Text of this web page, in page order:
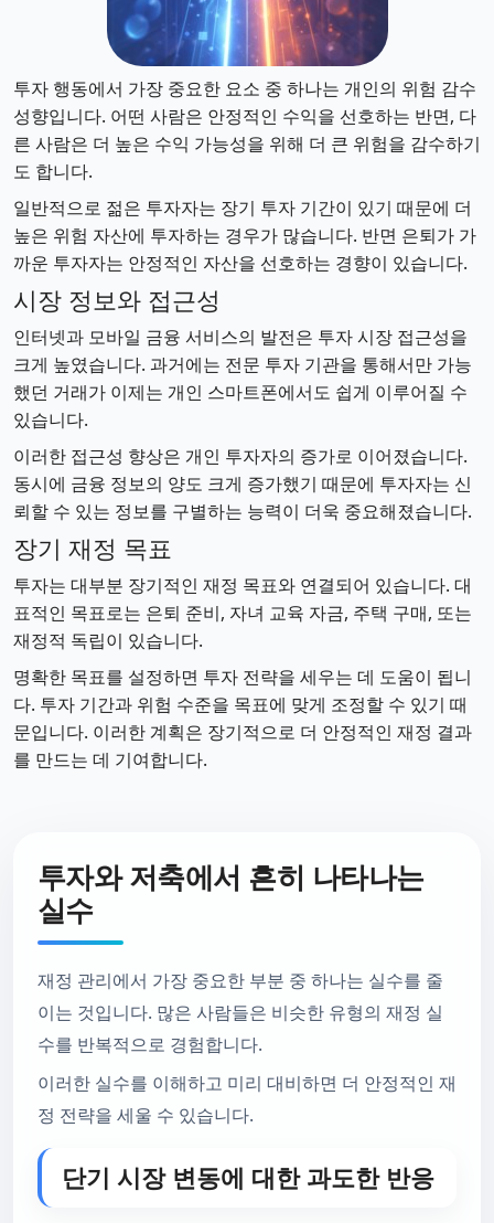
투자 행동에서 가장 중요한 요소 중 하나는 개인의 위험 감수
성향입니다. 어떤 사람은 안정적인 수익을 선호하는 반면, 다
른 사람은 더 높은 수익 가능성을 위해 더 큰 위험을 감수하기
도 합니다.
일반적으로 젊은 투자자는 장기 투자 기간이 있기 때문에 더
높은 위험 자산에 투자하는 경우가 많습니다. 반면 은퇴가 가
까운 투자자는 안정적인 자산을 선호하는 경향이 있습니다.
시장 정보와 접근성
인터넷과 모바일 금융 서비스의 발전은 투자 시장 접근성을
크게 높였습니다. 과거에는 전문 투자 기관을 통해서만 가능
했던 거래가 이제는 개인 스마트폰에서도 쉽게 이루어질 수
있습니다.
이러한 접근성 향상은 개인 투자자의 증가로 이어졌습니다.
동시에 금융 정보의 양도 크게 증가했기 때문에 투자자는 신
뢰할 수 있는 정보를 구별하는 능력이 더욱 중요해졌습니다.
장기 재정 목표
투자는 대부분 장기적인 재정 목표와 연결되어 있습니다. 대
표적인 목표로는 은퇴 준비, 자녀 교육 자금, 주택 구매, 또는
재정적 독립이 있습니다.
명확한 목표를 설정하면 투자 전략을 세우는 데 도움이 됩니
다. 투자 기간과 위험 수준을 목표에 맞게 조정할 수 있기 때
문입니다. 이러한 계획은 장기적으로 더 안정적인 재정 결과
를 만드는 데 기여합니다.
투자와 저축에서 흔히 나타나는
실수
재정 관리에서 가장 중요한 부분 중 하나는 실수를 줄
이는 것입니다. 많은 사람들은 비슷한 유형의 재정 실
수를 반복적으로 경험합니다.
이러한 실수를 이해하고 미리 대비하면 더 안정적인 재
정 전략을 세울 수 있습니다.
단기 시장 변동에 대한 과도한 반응